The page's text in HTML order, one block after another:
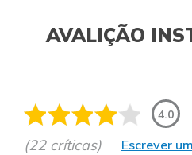
AVALIÇÃO
4.0
(22 críticas) Escrever